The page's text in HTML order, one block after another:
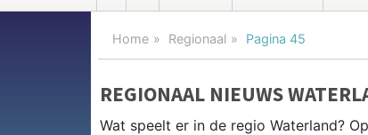
Home Regionaal Pagina 45
REGIONAAL NIEUWS
Wat speelt er in de regio Waterland?